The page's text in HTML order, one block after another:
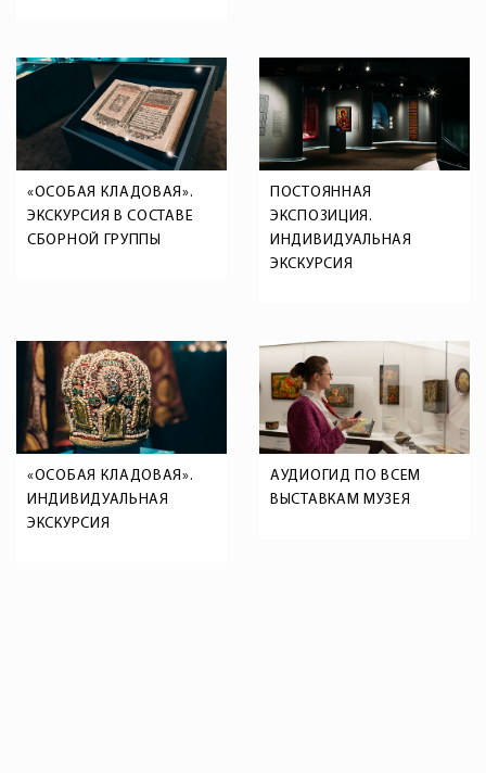
«ОСОБАЯ КЛАДОВАЯ».
ЭКСКУРСИЯ В СОСТАВЕ
СБОРНОЙ ГРУППЫ
ПОСТОЯННАЯ
ЭКСПОЗИЦИЯ.
ИНДИВИДУАЛЬНАЯ
ЭКСКУРСИЯ
«ОСОБАЯ КЛАДОВАЯ».
ИНДИВИДУАЛЬНАЯ
ЭКСКУРСИЯ
АУДИОГИД ПО ВСЕМ
ВЫСТАВКАМ МУЗЕЯ